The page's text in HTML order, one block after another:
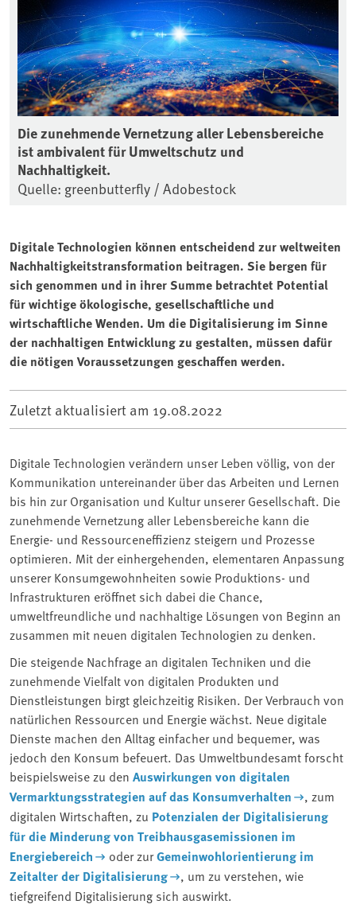
Die zunehmende Vernetzung aller Lebensbereiche
ist ambivalent für Umweltschutz und
Nachhaltigkeit.
Quelle: greenbutterfly / Adobestock
Digitale Technologien können entscheidend zur weltweiten
Nachhaltigkeitstransformation beitragen. Sie bergen für
sich genommen und in ihrer Summe betrachtet Potential
für wichtige ökologische, gesellschaftliche und
wirtschaftliche Wenden. Um die Digitalisierung im Sinne
der nachhaltigen Entwicklung zu gestalten, müssen dafür
die nötigen Voraussetzungen geschaffen werden.
Zuletzt aktualisiert am 19.08.2022
Digitale Technologien verändern unser Leben völlig, von der
Kommunikation untereinander über das Arbeiten und Lernen
bis hin zur Organisation und Kultur unserer Gesellschaft. Die
zunehmende Vernetzung aller Lebensbereiche kann die
Energie- und Ressourceneffizienz steigern und Prozesse
optimieren. Mit der einhergehenden, elementaren Anpassung
unserer Konsumgewohnheiten sowie Produktions- und
Infrastrukturen eröffnet sich dabei die Chance,
umweltfreundliche und nachhaltige Lösungen von Beginn an
zusammen mit neuen digitalen Technologien zu denken.
Die steigende Nachfrage an digitalen Techniken und die
zunehmende Vielfalt von digitalen Produkten und
Dienstleistungen birgt gleichzeitig Risiken. Der Verbrauch von
natürlichen Ressourcen und Energie wächst. Neue digitale
Dienste machen den Alltag einfacher und bequemer, was
jedoch den Konsum befeuert. Das Umweltbundesamt forscht
beispielsweise zu den Auswirkungen von digitalen
Vermarktungsstrategien auf das Konsumverhalten
, zum
digitalen Wirtschaften, zu Potenzialen der Digitalisierung
für die Minderung von Treibhausgasemissionen im
Energiebereich
oder zurGemeinwohlorientierung im
Zeitalter der Digitalisierung
, um zu verstehen, wie
tiefgreifend Digitalisierung sich auswirkt.